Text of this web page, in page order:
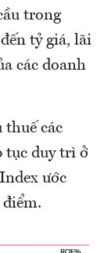
trong
tỷ giá, lãi
các doanh
thuế các
tục duy trì ở
ước
điểm.